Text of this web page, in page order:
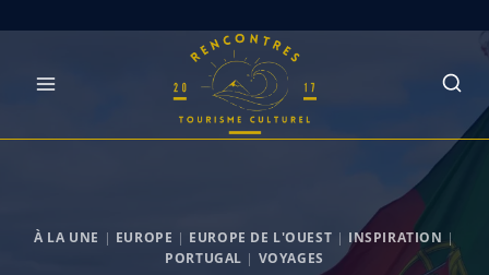
À LA UNE | EUROPE | EUROPE DE L'OUEST | INSPIRATION |
PORTUGAL | VOYAGES